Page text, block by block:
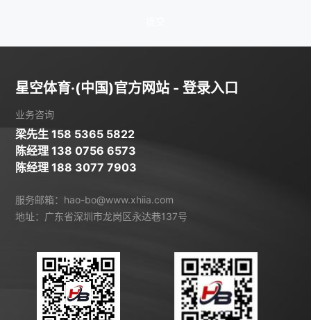
星空体育·(中国)官方网站 - 登录入口
业务咨询
梁先生 158 5365 5822
陈经理 138 0756 6573
陈经理 188 3077 7903
服务邮箱：hao-bo@www.xhiia.com
地址：广东省深圳市龙岗区永达巷137号